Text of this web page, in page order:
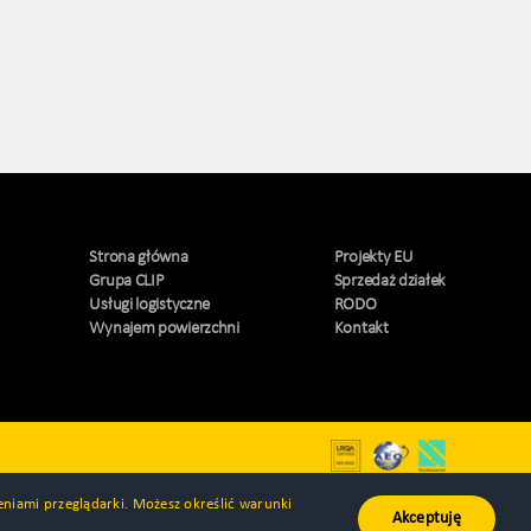
Strona główna
Grupa CLIP
Usługi logistyczne
Wynajem powierzchni
Projekty EU
Sprzedaż działek
RODO
Kontakt
przeglądarki. Możesz określić warunki
Akceptuję